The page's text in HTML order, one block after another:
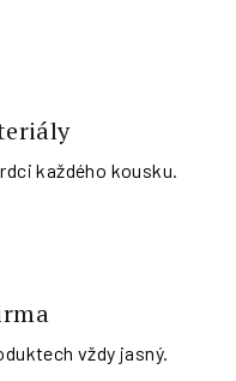
každého kousku.
vždy jasný.